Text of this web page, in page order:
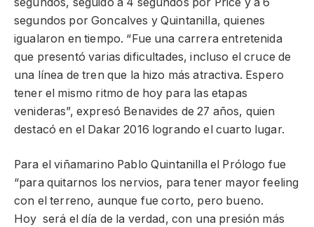
segundos por Goncalves y Quintanilla, quienes
igualaron en tiempo. “Fue una carrera entretenida
que presentó varias dificultades, incluso el cruce de
una línea de tren que la hizo más atractiva. Espero
tener el mismo ritmo de hoy para las etapas
venideras”, expresó Benavides de 27 años, quien
destacó en el Dakar 2016 logrando el cuarto lugar.
Para el viñamarino Pablo Quintanilla el Prólogo fue
“para quitarnos los nervios, para tener mayor feeling
con el terreno, aunque fue corto, pero bueno.
Hoy será el día de la verdad, con una presión más